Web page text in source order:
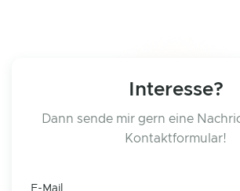
Interesse?
Dann sende mir gern eine
Kontaktformular!
E-Mail